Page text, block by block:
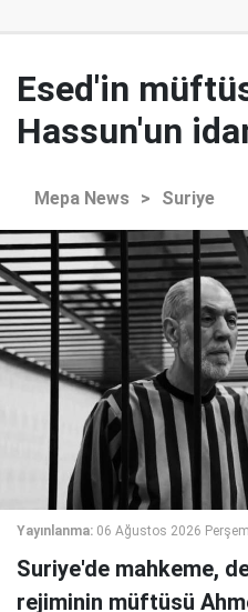
Esed'in
Hassun'un
Mepa News > Suriye
Yayınlanma: 06 Ağustos 2026
Suriye'de mahkeme,
rejiminin müftüsü